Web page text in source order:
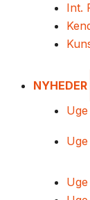
Int.
NYHEDER